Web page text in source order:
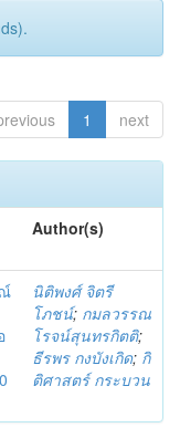
1 next
Author(s)
นิติพงศ์ จิตรี
โภชน์; กมลวรรณ
โรจน์สุนทรกิตติ;
ธีรพร กงบังเกิด; กิ
ติศาสตร์ กระบวน